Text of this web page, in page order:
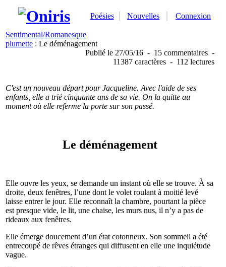
Poésies Nouvelles Connexion
Sentimental/Romanesque
plumette : Le déménagement
Publié le 27/05/16 - 15 commentaires -
11387 caractères - 112 lectures
C'est un nouveau départ pour Jacqueline. Avec l'aide de ses
enfants, elle a trié cinquante ans de sa vie. On la quitte au
moment où elle referme la porte sur son passé.
Le déménagement
Elle ouvre les yeux, se demande un instant où elle se trouve. À sa
droite, deux fenêtres, l’une dont le volet roulant à moitié levé
laisse entrer le jour. Elle reconnaît la chambre, pourtant la pièce
est presque vide, le lit, une chaise, les murs nus, il n’y a pas de
rideaux aux fenêtres.
Elle émerge doucement d’un état cotonneux. Son sommeil a été
entrecoupé de rêves étranges qui diffusent en elle une inquiétude
vague.